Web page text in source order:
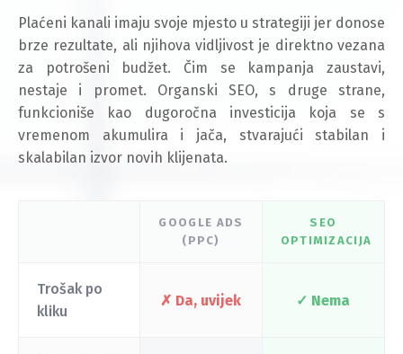
Plaćeni kanali imaju svoje mjesto u strategiji jer donose
brze rezultate, ali njihova vidljivost je direktno vezana
za potrošeni budžet. Čim se kampanja zaustavi,
nestaje i promet. Organski SEO, s druge strane,
funkcioniše kao dugoročna investicija koja se s
vremenom akumulira i jača, stvarajući stabilan i
skalabilan izvor novih klijenata.
GOOGLE ADS
(PPC)
SEO
OPTIMIZACIJA
Trošak po
kliku
✗ Da, uvijek ✓ Nema